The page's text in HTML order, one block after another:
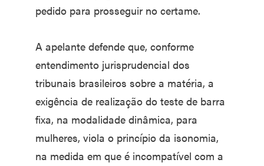
pedido para prosseguir no certame.
A apelante defende que, conforme
entendimento jurisprudencial dos
tribunais brasileiros sobre a matéria, a
exigência de realização do teste de barra
fixa, na modalidade dinâmica, para
mulheres, viola o princípio da isonomia,
na medida em que é incompatível com a